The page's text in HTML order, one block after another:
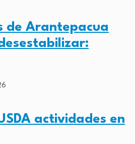
de Arantepacua
actividades en